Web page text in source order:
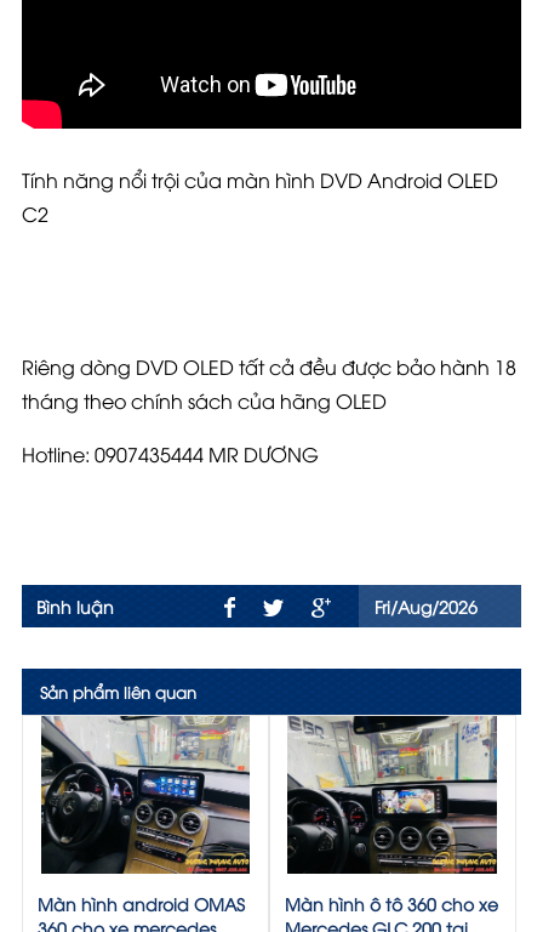
Tính năng nổi trội của màn hình DVD Android OLED
C2
Riêng dòng DVD OLED tất cả đều được bảo hành 18
tháng theo chính sách của hãng OLED
Hotline: 0907435444 MR DƯƠNG
Bình luận Fri/Aug/2026
Sản phẩm liên quan
Màn hình android OMAS
Màn hình ô tô 360 cho xe